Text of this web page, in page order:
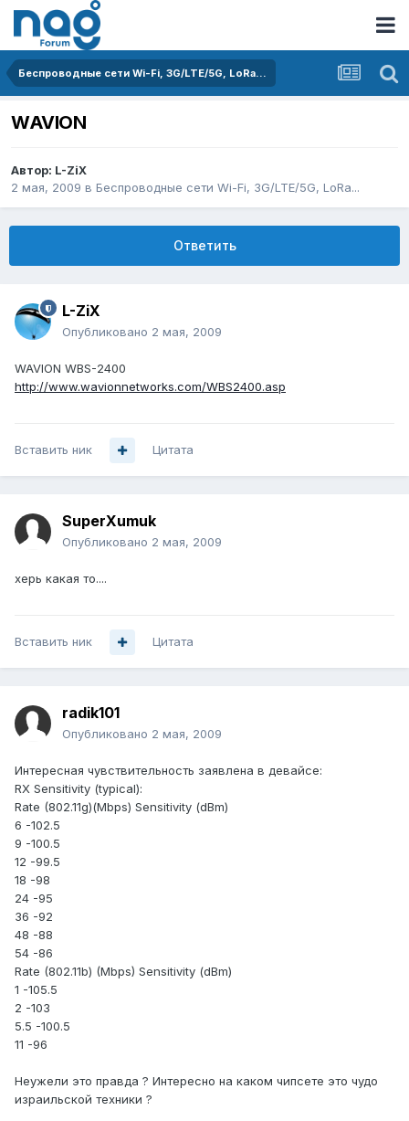
Беспроводные сети Wi-Fi, 3G/LTE/5G, LoRa...
WAVION
Автор: L-ZiX
2 мая, 2009 в Беспроводные сети Wi-Fi, 3G/LTE/5G, LoRa...
Ответить
L-ZiX
Опубликовано 2 мая, 2009
WAVION WBS-2400
http://www.wavionnetworks.com/WBS2400.asp
Вставить ник Цитата
SuperXumuk
Опубликовано 2 мая, 2009
херь какая то....
Вставить ник Цитата
radik101
Опубликовано 2 мая, 2009
Интересная чувствительность заявлена в девайсе:
RX Sensitivity (typical):
Rate (802.11g)(Mbps) Sensitivity (dBm)
6 -102.5
9 -100.5
12 -99.5
18 -98
24 -95
36 -92
48 -88
54 -86
Rate (802.11b) (Mbps) Sensitivity (dBm)
1 -105.5
2 -103
5.5 -100.5
11 -96
Неужели это правда ? Интересно на каком чипсете это чудо
израильской техники ?